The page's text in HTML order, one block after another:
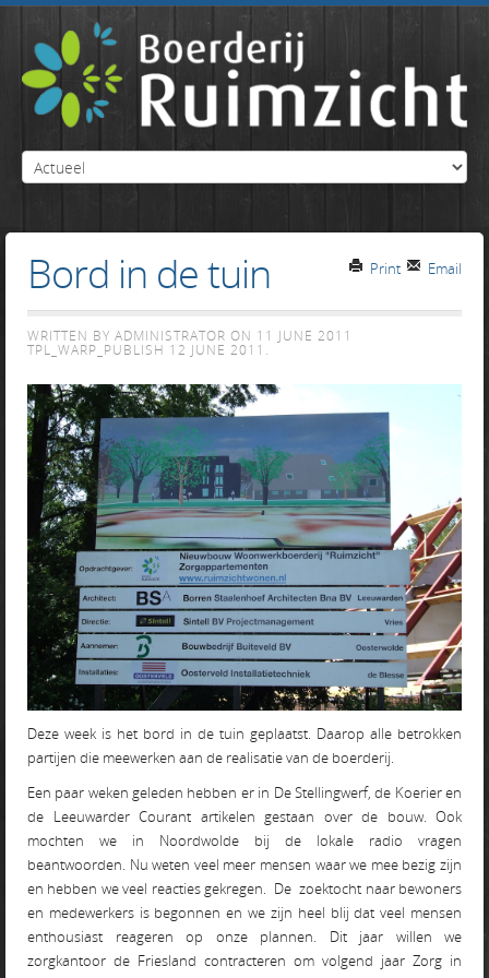
Email
Print
Bord in de tuin
WRITTEN BY ADMINISTRATOR ON 11 JUNE 2011
TPL_WARP_PUBLISH 12 JUNE 2011 .
Deze week is het bord in de tuin geplaatst. Daarop alle betrokken
partijen die meewerken aan de realisatie van de boerderij.
Een paar weken geleden hebben er in De Stellingwerf, de Koerier en
de Leeuwarder Courant artikelen gestaan over de bouw. Ook
mochten we in Noordwolde bij de lokale radio vragen
beantwoorden. Nu weten veel meer mensen waar we mee bezig zijn
en hebben we veel reacties gekregen. De zoektocht naar bewoners
en medewerkers is begonnen en we zijn heel blij dat veel mensen
enthousiast reageren op onze plannen. Dit jaar willen we
zorgkantoor de Friesland contracteren om volgend jaar Zorg in